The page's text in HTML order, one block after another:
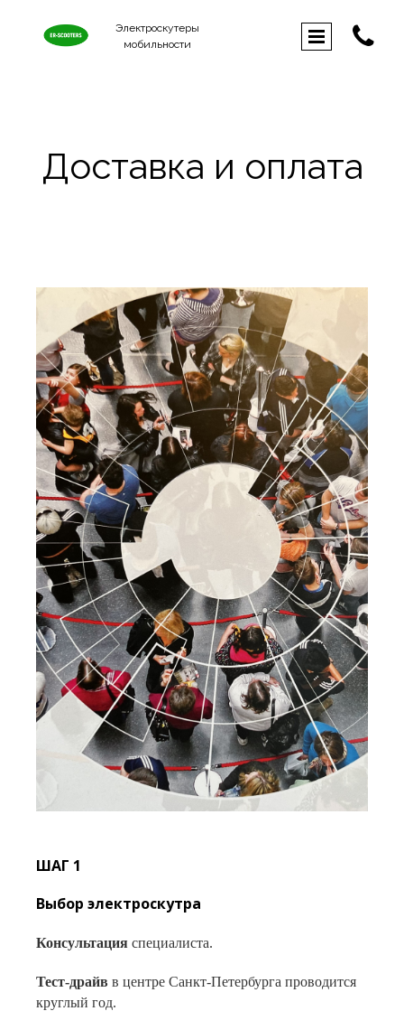
Электроскутеры
мобильности

Доставка и оплата
ШАГ 1
Выбор электроскутра
Консультация специалиста.
Тест-драйв в центре Санкт-Петербурга проводится
круглый год.